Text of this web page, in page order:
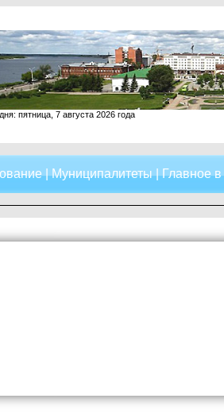
пятница, 7 августа 2026 года
|Муниципалитеты|Главное